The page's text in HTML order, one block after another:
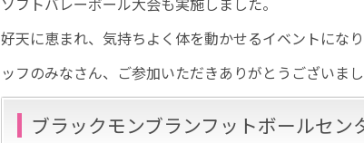
好天に恵まれ、気持ちよく体を動かせるイベントにな
ッフのみなさん、ご参加いただきありがとうございまし
ブラックモンブランフットボールセン